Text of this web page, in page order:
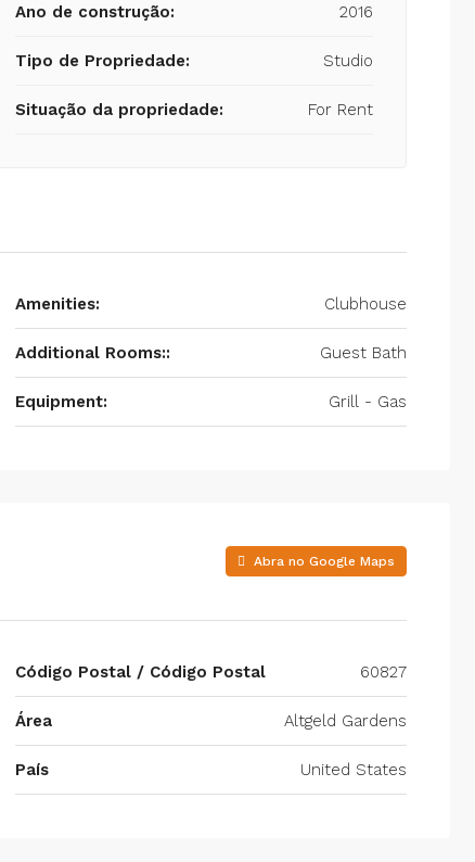
Ano de construção: 2016
Tipo de Propriedade: Studio
Situação da propriedade: For Rent
Amenities: Clubhouse
Additional Rooms:: Guest Bath
Equipment: Grill - Gas
Abra no Google Maps
Código Postal / Código Postal 60827
Área Altgeld Gardens
País United States